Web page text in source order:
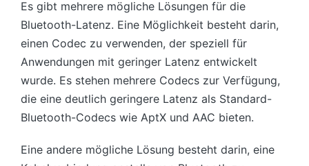
Es gibt mehrere mögliche Lösungen für die
Bluetooth-Latenz. Eine Möglichkeit besteht darin,
einen Codec zu verwenden, der speziell für
Anwendungen mit geringer Latenz entwickelt
wurde. Es stehen mehrere Codecs zur Verfügung,
die eine deutlich geringere Latenz als Standard-
Bluetooth-Codecs wie AptX und AAC bieten.
Eine andere mögliche Lösung besteht darin, eine